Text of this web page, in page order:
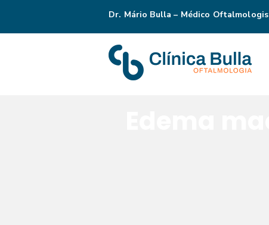
Dr. Mário Bulla – Médico